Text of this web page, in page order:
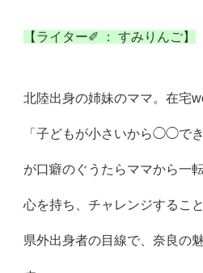
【ライター✐ ： すみりんご】
北陸出身の姉妹のママ。在宅
「子どもが小さいから◯◯でき
が口癖のぐうたらママから一
心を持ち、チャレンジすること
県外出身者の目線で、奈良の